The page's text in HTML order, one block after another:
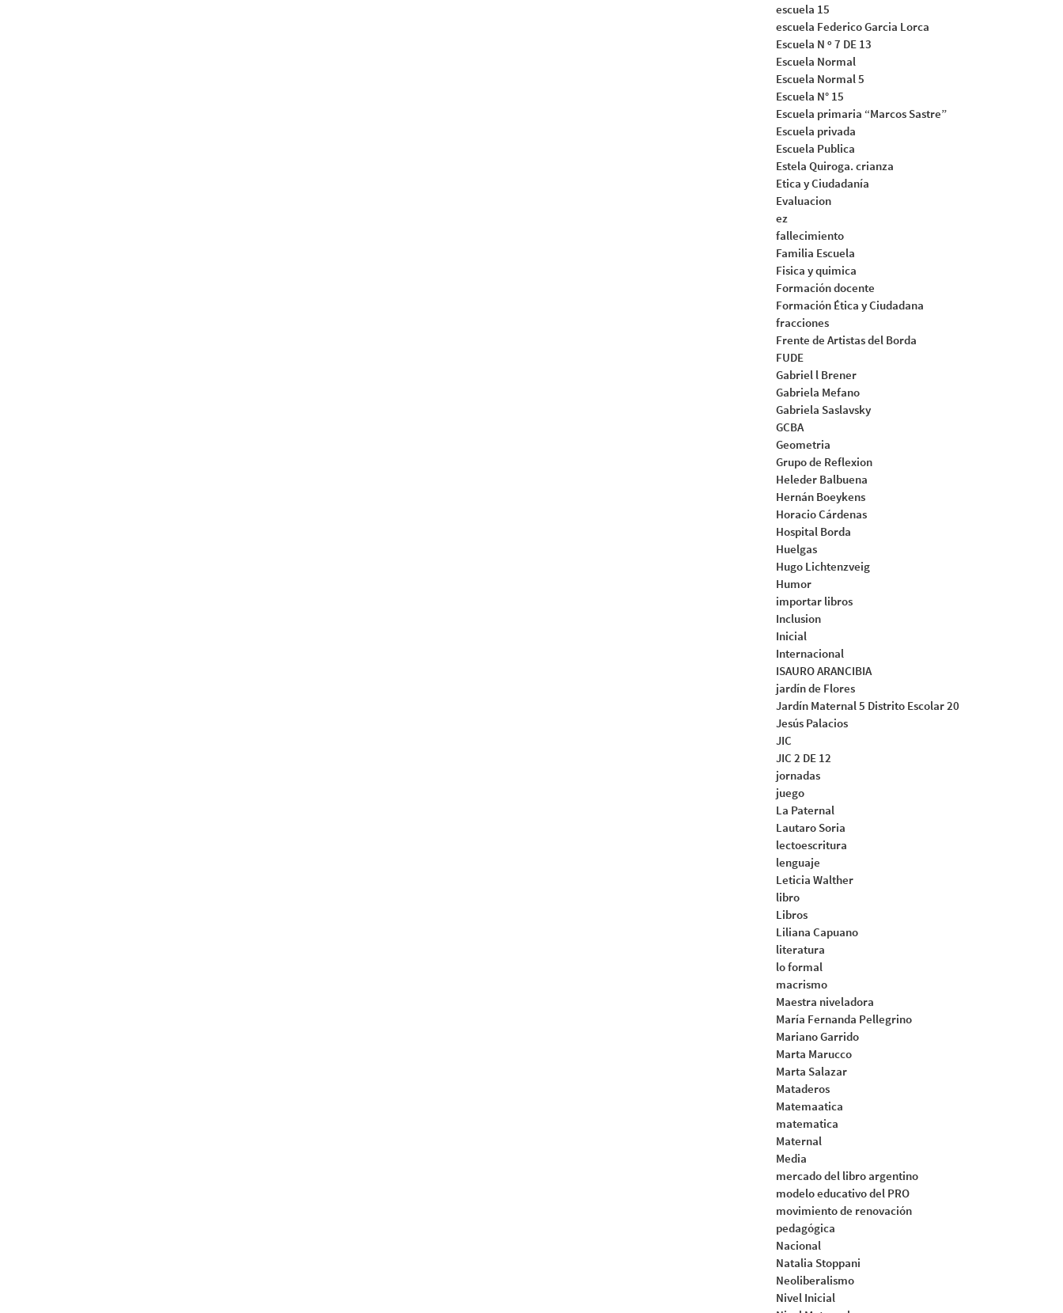
escuela 15
escuela Federico Garcia Lorca
Escuela N º 7 DE 13
Escuela Normal
Escuela Normal 5
Escuela N° 15
Escuela primaria “Marcos Sastre”
Escuela privada
Escuela Publica
Estela Quiroga. crianza
Etica y Ciudadanía
Evaluacion
ez
fallecimiento
Familia Escuela
Fisica y quimica
Formación docente
Formación Ética y Ciudadana
fracciones
Frente de Artistas del Borda
FUDE
Gabriel l Brener
Gabriela Mefano
Gabriela Saslavsky
GCBA
Geometria
Grupo de Reflexion
Heleder Balbuena
Hernán Boeykens
Horacio Cárdenas
Hospital Borda
Huelgas
Hugo Lichtenzveig
Humor
importar libros
Inclusion
Inicial
Internacional
ISAURO ARANCIBIA
jardín de Flores
Jardín Maternal 5 Distrito Escolar 20
Jesús Palacios
JIC
JIC 2 DE 12
jornadas
juego
La Paternal
Lautaro Soria
lectoescritura
lenguaje
Leticia Walther
libro
Libros
Liliana Capuano
literatura
lo formal
macrismo
Maestra niveladora
María Fernanda Pellegrino
Mariano Garrido
Marta Marucco
Marta Salazar
Mataderos
Matemaatica
matematica
Maternal
Media
mercado del libro argentino
modelo educativo del PRO
movimiento de renovación
pedagógica
Nacional
Natalia Stoppani
Neoliberalismo
Nivel Inicial